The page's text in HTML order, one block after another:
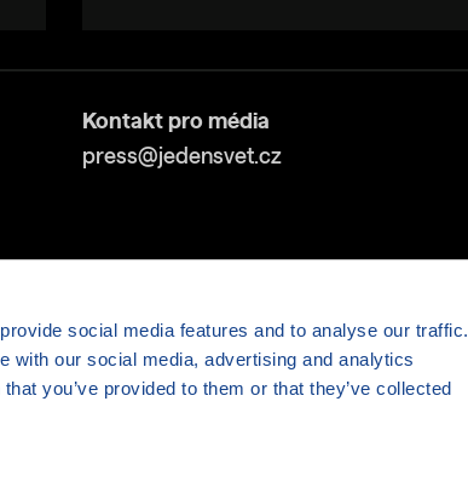
social media features and to analyse our traffic.
with our social media, advertising and analytics
you’ve provided to them or that they’ve collected
Kontakt pro média
press@jedensvet.cz
v rámci bezplatnéhoserverhostingspolečnosti